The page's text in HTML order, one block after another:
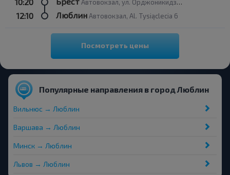
Автовокзал, ул. Орджоникидзе, 12
12:10 ЛюблинАвтовокзал, Al. Tysiąclecia 6
Посмотреть цены
Популярные направления в город Люблин
Вильнюс → Люблин
Варшава → Люблин
Минск → Люблин
Львов → Люблин